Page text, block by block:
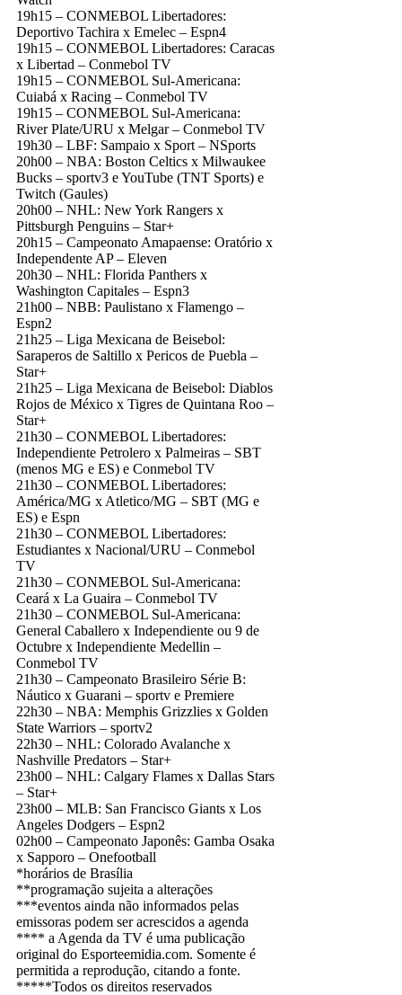
19h15 – CONMEBOL Libertadores:
Deportivo Tachira x Emelec – Espn4
19h15 – CONMEBOL Libertadores: Caracas
x Libertad – Conmebol TV
19h15 – CONMEBOL Sul-Americana:
Cuiabá x Racing – Conmebol TV
19h15 – CONMEBOL Sul-Americana:
River Plate/URU x Melgar – Conmebol TV
19h30 – LBF: Sampaio x Sport – NSports
20h00 – NBA: Boston Celtics x Milwaukee
Bucks – sportv3 e YouTube (TNT Sports) e
Twitch (Gaules)
20h00 – NHL: New York Rangers x
Pittsburgh Penguins – Star+
20h15 – Campeonato Amapaense: Oratório x
Independente AP – Eleven
20h30 – NHL: Florida Panthers x
Washington Capitales – Espn3
21h00 – NBB: Paulistano x Flamengo –
Espn2
21h25 – Liga Mexicana de Beisebol:
Saraperos de Saltillo x Pericos de Puebla –
Star+
21h25 – Liga Mexicana de Beisebol: Diablos
Rojos de México x Tigres de Quintana Roo –
Star+
21h30 – CONMEBOL Libertadores:
Independiente Petrolero x Palmeiras – SBT
(menos MG e ES) e Conmebol TV
21h30 – CONMEBOL Libertadores:
América/MG x Atletico/MG – SBT (MG e
ES) e Espn
21h30 – CONMEBOL Libertadores:
Estudiantes x Nacional/URU – Conmebol
TV
21h30 – CONMEBOL Sul-Americana:
Ceará x La Guaira – Conmebol TV
21h30 – CONMEBOL Sul-Americana:
General Caballero x Independiente ou 9 de
Octubre x Independiente Medellin –
Conmebol TV
21h30 – Campeonato Brasileiro Série B:
Náutico x Guarani – sportv e Premiere
22h30 – NBA: Memphis Grizzlies x Golden
State Warriors – sportv2
22h30 – NHL: Colorado Avalanche x
Nashville Predators – Star+
23h00 – NHL: Calgary Flames x Dallas Stars
– Star+
23h00 – MLB: San Francisco Giants x Los
Angeles Dodgers – Espn2
02h00 – Campeonato Japonês: Gamba Osaka
x Sapporo – Onefootball
*horários de Brasília
**programação sujeita a alterações
***eventos ainda não informados pelas
emissoras podem ser acrescidos a agenda
**** a Agenda da TV é uma publicação
original do Esporteemidia.com. Somente é
permitida a reprodução, citando a fonte.
*****Todos os direitos reservados